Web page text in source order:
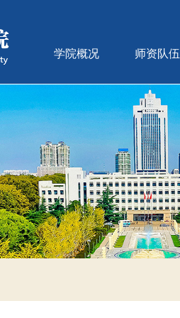
学院概况 师资队伍